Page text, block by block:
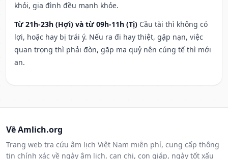
khỏi, gia đình đều mạnh khỏe.
Từ 21h-23h (Hợi) và từ 09h-11h (Tị) Cầu tài thì không có
lợi, hoặc hay bị trái ý. Nếu ra đi hay thiệt, gặp nạn, việc
quan trọng thì phải đòn, gặp ma quỷ nên cúng tế thì mới
an.
Về Amlich.org
Trang web tra cứu âm lịch Việt Nam miễn phí, cung cấp thông
tin chính xác về ngày âm lịch, can chi, con giáp, ngày tốt xấu